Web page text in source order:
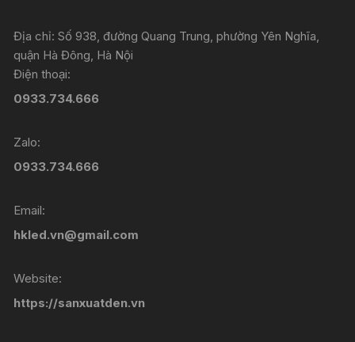
Địa chỉ: Số 938, đường Quang Trung, phường Yên Nghĩa,
quận Hà Đông, Hà Nội
Điện thoại:
0933.734.666
Zalo:
0933.734.666
Email:
hkled.vn@gmail.com
Website:
https://sanxuatden.vn